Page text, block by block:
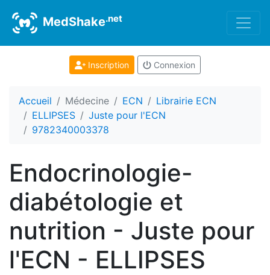
MedShake.net
Inscription Connexion
Accueil Médecine ECN
Librairie ECN
ELLIPSES
Juste pour l'ECN
9782340003378
Endocrinologie-
diabétologie et
nutrition - Juste pour
l'ECN - ELLIPSES